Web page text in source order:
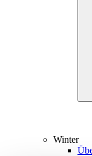
Winter